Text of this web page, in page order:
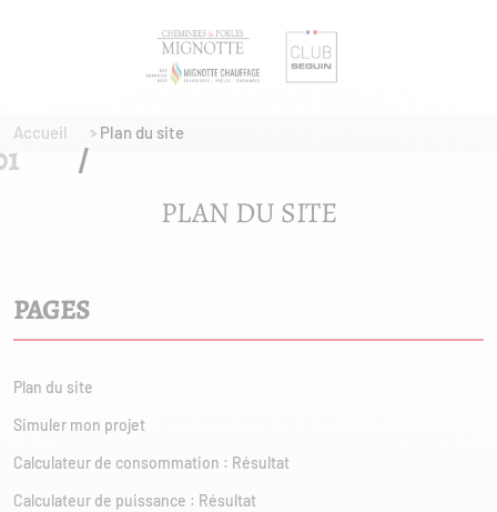
Accueil Plan du site
PLAN DU SITE
PAGES
Plan du site
Simuler mon projet
Calculateur de consommation : Résultat
Calculateur de puissance : Résultat